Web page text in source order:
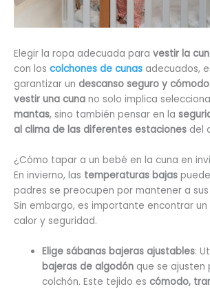
Elegir la ropa adecuada para vestir la
con los colchones de cunas adecuados,
garantizar un descanso seguro y cómodo
vestir una cuna no solo implica
mantas, sino también pensar en la
al clima de las diferentes estaciones del
¿Cómo tapar a un bebé en la cuna en
En invierno, las temperaturas bajas
padres se preocupen por mantener a sus
Sin embargo, es importante encontrar
calor y seguridad.
Elige sábanas bajeras ajustables:
bajeras de algodón que se
colchón. Este tejido escómodo,